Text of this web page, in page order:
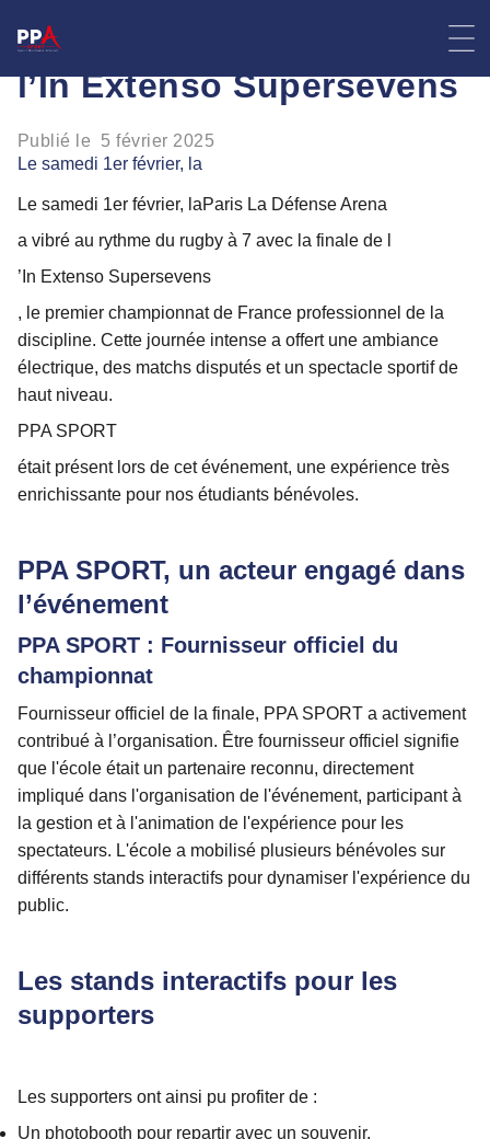
PPA SPORT à la Finale de
l’In Extenso Supersevens
Publié le 5 février 2025
Le samedi 1er février, la
Le samedi 1er février, laParis La Défense Arena
a vibré au rythme du rugby à 7 avec la finale de l
’In Extenso Supersevens
, le premier championnat de France professionnel de la
discipline. Cette journée intense a offert une ambiance
électrique, des matchs disputés et un spectacle sportif de
haut niveau.
PPA SPORT
était présent lors de cet événement, une expérience très
enrichissante pour nos étudiants bénévoles.
PPA SPORT, un acteur engagé dans
l’événement
PPA SPORT : Fournisseur officiel du
championnat
Fournisseur officiel de la finale, PPA SPORT a activement
contribué à l’organisation. Être fournisseur officiel signifie
que l'école était un partenaire reconnu, directement
impliqué dans l'organisation de l'événement, participant à
la gestion et à l'animation de l'expérience pour les
spectateurs. L'école a mobilisé plusieurs bénévoles sur
différents stands interactifs pour dynamiser l'expérience du
public.
Les stands interactifs pour les
supporters
Les supporters ont ainsi pu profiter de :
Un photobooth pour repartir avec un souvenir.